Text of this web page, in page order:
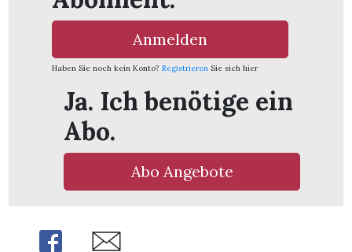
Anmelden
Haben Sie noch kein Konto? Registrieren Sie sich hier
Ja. Ich benötige ein
Abo.
Abo Angebote
Share Share